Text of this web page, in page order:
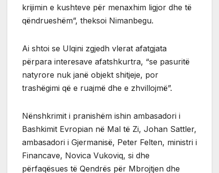
krijimin e kushteve për menaxhim ligjor dhe të
qëndrueshëm”, theksoi Nimanbegu.
Ai shtoi se Ulqini zgjedh vlerat afatgjata
përpara interesave afatshkurtra, “se pasuritë
natyrore nuk janë objekt shitjeje, por
trashëgimi që e ruajmë dhe e zhvillojmë”.
Nënshkrimit i pranishëm ishin ambasadori i
Bashkimit Evropian në Mal të Zi, Johan Sattler,
ambasadori i Gjermanisë, Peter Felten, ministri i
Financave, Novica Vukoviq, si dhe
përfaqësues të Qendrës për Mbrojtjen dhe